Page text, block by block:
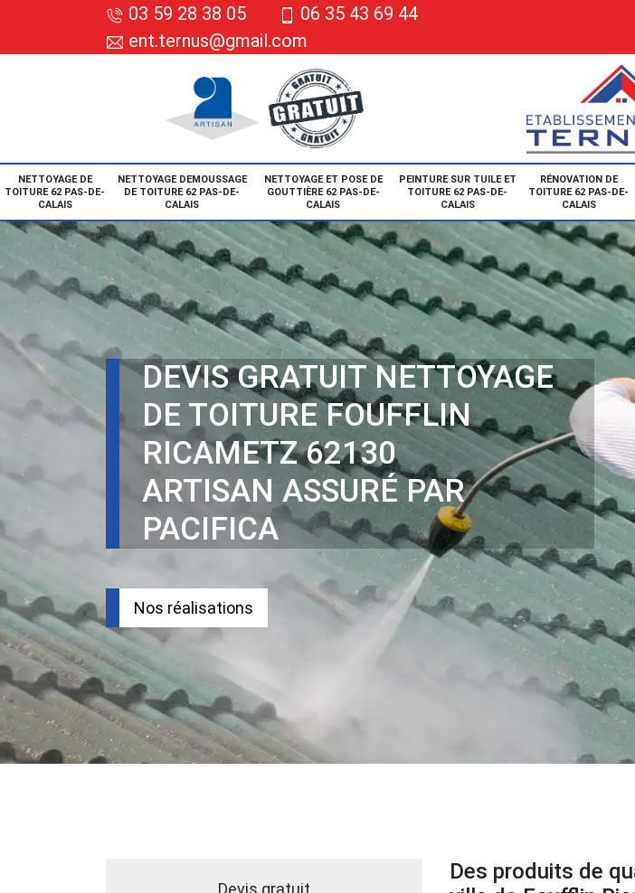
03 59 28 38 05
06 35 43 69 44
ent.ternus@gmail.com
NETTOYAGE DE
TOITURE 62 PAS-DE-
CALAIS
NETTOYAGE DEMOUSSAGE
DE TOITURE 62 PAS-DE-
CALAIS
NETTOYAGE ET POSE DE
GOUTTIÈRE 62 PAS-DE-
CALAIS
PEINTURE SUR TUILE ET
TOITURE 62 PAS-DE-
CALAIS
RÉNOVATION DE
TOITURE 62 PAS-DE-
CALAIS
DEVIS GRATUIT NETTOYAGE
DE TOITURE FOUFFLIN
RICAMETZ 62130
ARTISAN ASSURÉ PAR
PACIFICA
Nos réalisations
Devis gratuit
Des produits de